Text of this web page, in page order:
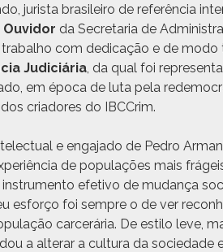
jurista brasileiro de refer­ên­cia
Ouvi­dor da Sec­re­taria de
tra­bal­ho com ded­i­cação e de
Judi­ciária , da qual foi
em época de luta pela
cri­adores do IBCCrim.
e enga­ja­do de Pedro
de pop­u­lações mais
efe­ti­vo de mudança
esforço foi sem­pre o de ver
carcerária. De esti­lo leve,
a alter­ar a cul­tura da